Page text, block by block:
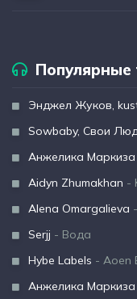
Популярные
Энджел Жуков,
Sowbaby, Свои
Анжелика Маркиза
Aidyn Zhumakhan -
Alena Omargalieva
Serjj - Вода
Hybe Labels - Aoen
Анжелика Маркиза